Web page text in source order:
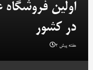
اولین فروشگاه
در کشور
2 هفته پیش